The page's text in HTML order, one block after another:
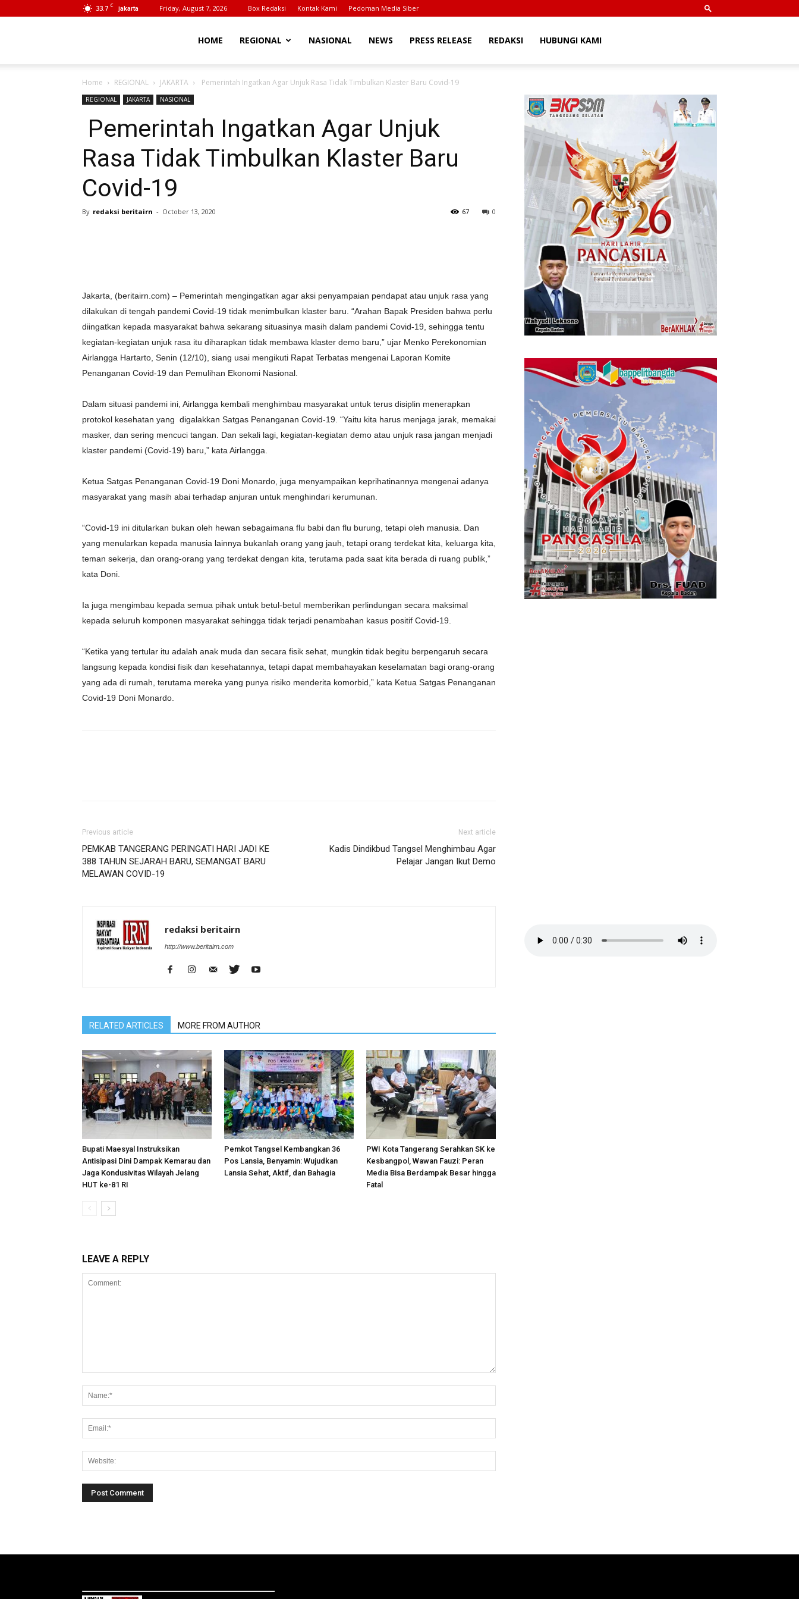
33.7 C jakarta Friday, August 7, 2026 Box Redaksi Kontak Kami Pedoman Media Siber
HOME REGIONAL NASIONAL NEWS PRESS RELEASE REDAKSI HUBUNGI KAMI
Home REGIONAL JAKARTA Pemerintah Ingatkan Agar Unjuk Rasa Tidak Timbulkan Klaster Baru Covid-19
REGIONAL JAKARTA NASIONAL
Pemerintah Ingatkan Agar Unjuk
Rasa Tidak Timbulkan Klaster Baru
Covid-19
By redaksi beritairn - October 13, 2020 0
67
Jakarta, (beritairn.com) – Pemerintah mengingatkan agar aksi penyampaian pendapat atau unjuk rasa yang
dilakukan di tengah pandemi Covid-19 tidak menimbulkan klaster baru. “Arahan Bapak Presiden bahwa perlu
diingatkan kepada masyarakat bahwa sekarang situasinya masih dalam pandemi Covid-19, sehingga tentu
kegiatan-kegiatan unjuk rasa itu diharapkan tidak membawa klaster demo baru,” ujar Menko Perekonomian
Airlangga Hartarto, Senin (12/10), siang usai mengikuti Rapat Terbatas mengenai Laporan Komite
Penanganan Covid-19 dan Pemulihan Ekonomi Nasional.
Dalam situasi pandemi ini, Airlangga kembali menghimbau masyarakat untuk terus disiplin menerapkan
protokol kesehatan yang digalakkan Satgas Penanganan Covid-19. “Yaitu kita harus menjaga jarak, memakai
masker, dan sering mencuci tangan. Dan sekali lagi, kegiatan-kegiatan demo atau unjuk rasa jangan menjadi
klaster pandemi (Covid-19) baru,” kata Airlangga.
Ketua Satgas Penanganan Covid-19 Doni Monardo, juga menyampaikan keprihatinannya mengenai adanya
masyarakat yang masih abai terhadap anjuran untuk menghindari kerumunan.
“Covid-19 ini ditularkan bukan oleh hewan sebagaimana flu babi dan flu burung, tetapi oleh manusia. Dan
yang menularkan kepada manusia lainnya bukanlah orang yang jauh, tetapi orang terdekat kita, keluarga kita,
teman sekerja, dan orang-orang yang terdekat dengan kita, terutama pada saat kita berada di ruang publik,”
kata Doni.
Ia juga mengimbau kepada semua pihak untuk betul-betul memberikan perlindungan secara maksimal
kepada seluruh komponen masyarakat sehingga tidak terjadi penambahan kasus positif Covid-19.
“Ketika yang tertular itu adalah anak muda dan secara fisik sehat, mungkin tidak begitu berpengaruh secara
langsung kepada kondisi fisik dan kesehatannya, tetapi dapat membahayakan keselamatan bagi orang-orang
yang ada di rumah, terutama mereka yang punya risiko menderita komorbid,” kata Ketua Satgas Penanganan
Covid-19 Doni Monardo.
Previous article
PEMKAB TANGERANG PERINGATI HARI JADI KE
388 TAHUN SEJARAH BARU, SEMANGAT BARU
MELAWAN COVID-19
Next article
Kadis Dindikbud Tangsel Menghimbau Agar
Pelajar Jangan Ikut Demo
redaksi beritairn
http://www.beritairn.com
RELATED ARTICLES MORE FROM AUTHOR
Bupati Maesyal Instruksikan
Antisipasi Dini Dampak Kemarau dan
Jaga Kondusivitas Wilayah Jelang
HUT ke-81 RI
Pemkot Tangsel Kembangkan 36
Pos Lansia, Benyamin: Wujudkan
Lansia Sehat, Aktif, dan Bahagia
PWI Kota Tangerang Serahkan SK ke
Kesbangpol, Wawan Fauzi: Peran
Media Bisa Berdampak Besar hingga
Fatal
LEAVE A REPLY